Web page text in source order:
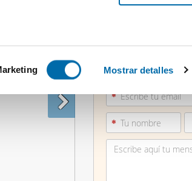
(huellas
sus
cualquier momento
ofrecer funciones
que haga del
Mostrar detalles
881 28... Ver